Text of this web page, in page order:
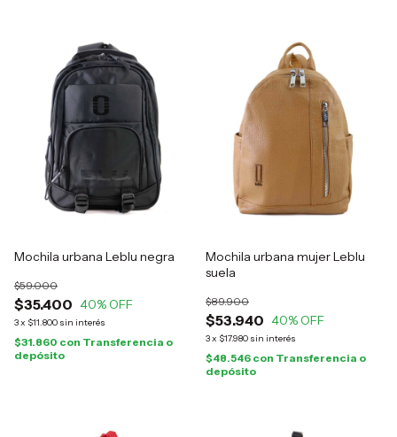
Mochila urbana Leblu negra
$35.400
$59.000
40% OFF
3x $11.800 sin interés
$31.860 con Transferencia o
depósito
Mochila urbana mujer Leblu
suela
$53.940
$89.900
40% OFF
3x $17.980 sin interés
$48.546 con Transferencia o
depósito